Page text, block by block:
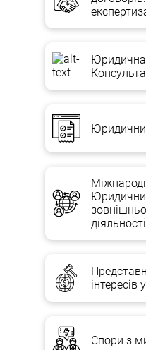
Юридична
Спори з